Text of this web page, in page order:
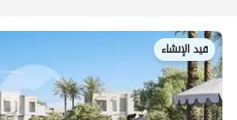
قيد الإنشاء